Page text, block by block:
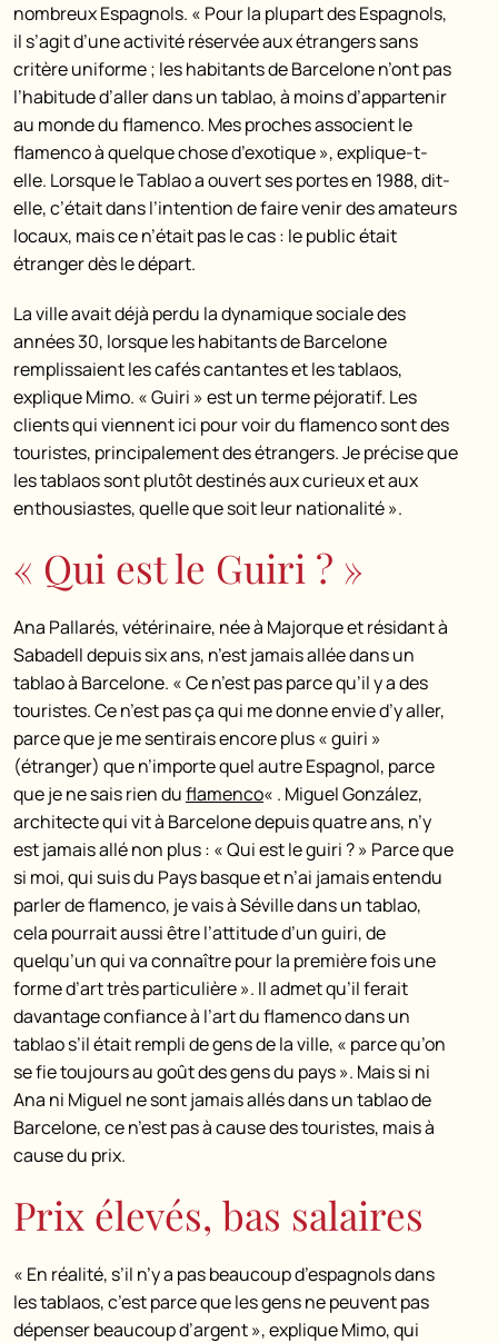
nombreux Espagnols. « Pour la plupart des Espagnols,
il s’agit d’une activité réservée aux étrangers sans
critère uniforme ; les habitants de Barcelone n’ont pas
l’habitude d’aller dans un tablao, à moins d’appartenir
au monde du flamenco. Mes proches associent le
flamenco à quelque chose d’exotique », explique-t-
elle. Lorsque le Tablao a ouvert ses portes en 1988, dit-
elle, c’était dans l’intention de faire venir des amateurs
locaux, mais ce n’était pas le cas : le public était
étranger dès le départ.
La ville avait déjà perdu la dynamique sociale des
années 30, lorsque les habitants de Barcelone
remplissaient les cafés cantantes et les tablaos,
explique Mimo. « Guiri » est un terme péjoratif. Les
clients qui viennent ici pour voir du flamenco sont des
touristes, principalement des étrangers. Je précise que
les tablaos sont plutôt destinés aux curieux et aux
enthousiastes, quelle que soit leur nationalité ».
« Qui est le Guiri ? »
Ana Pallarés, vétérinaire, née à Majorque et résidant à
Sabadell depuis six ans, n’est jamais allée dans un
tablao à Barcelone. « Ce n’est pas parce qu’il y a des
touristes. Ce n’est pas ça qui me donne envie d’y aller,
parce que je me sentirais encore plus « guiri »
(étranger) que n’importe quel autre Espagnol, parce
que je ne sais rien duflamenco« . Miguel González,
architecte qui vit à Barcelone depuis quatre ans, n’y
est jamais allé non plus : « Qui est le guiri ? » Parce que
si moi, qui suis du Pays basque et n’ai jamais entendu
parler de flamenco, je vais à Séville dans un tablao,
cela pourrait aussi être l’attitude d’un guiri, de
quelqu’un qui va connaître pour la première fois une
forme d’art très particulière ». Il admet qu’il ferait
davantage confiance à l’art du flamenco dans un
tablao s’il était rempli de gens de la ville, « parce qu’on
se fie toujours au goût des gens du pays ». Mais si ni
Ana ni Miguel ne sont jamais allés dans un tablao de
Barcelone, ce n’est pas à cause des touristes, mais à
cause du prix.
Prix élevés, bas salaires
« En réalité, s’il n’y a pas beaucoup d’espagnols dans
les tablaos, c’est parce que les gens ne peuvent pas
dépenser beaucoup d’argent », explique Mimo, qui